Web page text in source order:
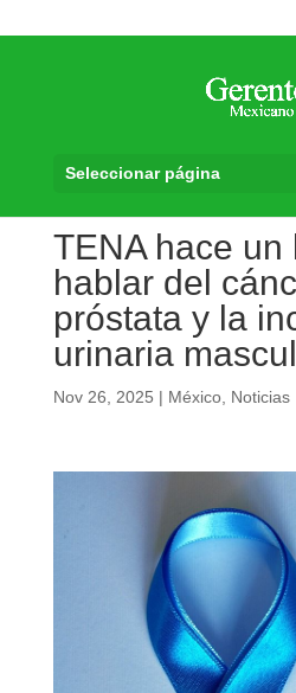
Seleccionar página
TENA hace un
hablar del
próstata y la
urinaria
Nov 26, 2025 | México, Noticias